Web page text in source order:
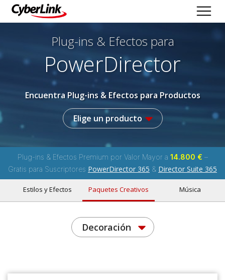
Plug-ins & Efectos para
PowerDirector
Encuentra Plug-ins & Efectos para Productos
Elige un producto
Plug-ins & Efectos Premium por Valor Mayor a 14.800 € –
Gratis para Suscriptores PowerDirector 365 & Director Suite 365
Estilos y Efectos Paquetes Creativos Música
Decoración